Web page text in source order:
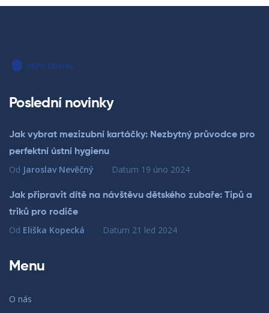
Poslední novinky
Jak vybrat mezizubní kartáčky: Nezbytný průvodce pro
perfektní ústní hygienu
Od Jaroslav Nevěčný Datum 19 úno 2024
Jak připravit dítě na návštěvu dětského zubaře: Tipů a
triků pro rodiče
Od Eliška Kopecká Datum 21 led 2024
Menu
O nás